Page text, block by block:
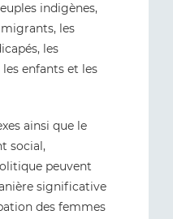
indigènes,
les
les
les enfants et les
ainsi que le
social,
peuvent
significative
des femmes